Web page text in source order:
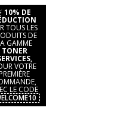
10% DE
TOUS LES
DE
GAMME
TONER
VOTRE
LE CODE